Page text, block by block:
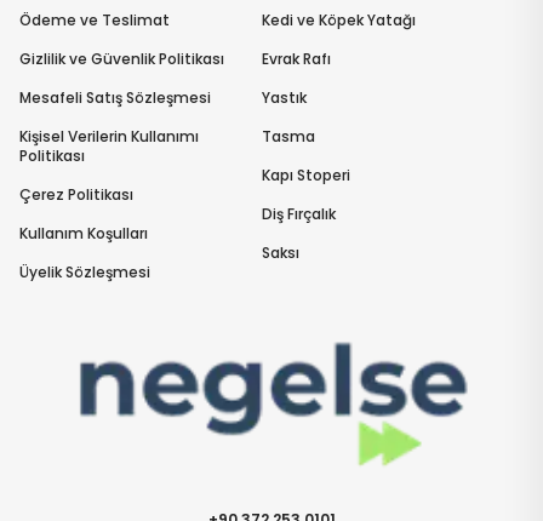
Ödeme ve Teslimat
Gizlilik ve Güvenlik Politikası
Mesafeli Satış Sözleşmesi
Kişisel Verilerin Kullanımı
Politikası
Çerez Politikası
Kullanım Koşulları
Üyelik Sözleşmesi
Kedi ve Köpek Yatağı
Evrak Rafı
Yastık
Tasma
Kapı Stoperi
Diş Fırçalık
Saksı